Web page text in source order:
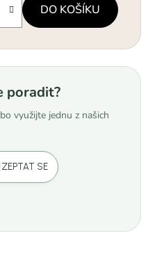
DO KOŠÍKU
poradit?
využijte jednu z našich
ZEPTAT SE